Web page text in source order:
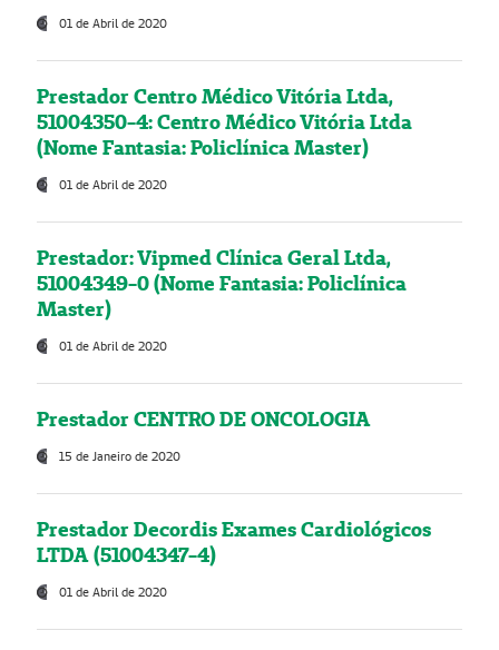
01 de Abril de 2020
Prestador Centro Médico Vitória Ltda,
51004350-4: Centro Médico Vitória Ltda
(Nome Fantasia: Policlínica Master)
01 de Abril de 2020
Prestador: Vipmed Clínica Geral Ltda,
51004349-0 (Nome Fantasia: Policlínica
Master)
01 de Abril de 2020
Prestador CENTRO DE ONCOLOGIA
15 de Janeiro de 2020
Prestador Decordis Exames Cardiológicos
LTDA (51004347-4)
01 de Abril de 2020